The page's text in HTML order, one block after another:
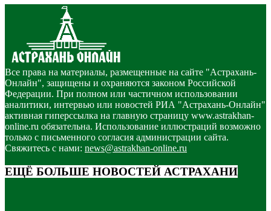
Все права на материалы, размещенные на сайте "Астрахань-
Онлайн", защищены и охраняются законом Российской
Федерации. При полном или частичном использовании
аналитики, интервью или новостей РИА "Астрахань-Онлайн"
активная гиперссылка на главную страницу www.astrakhan-
online.ru обязательна. Использование иллюстраций возможно
только с письменного согласия администрации сайта.
Свяжитесь с нами: news@astrakhan-online.ru
ЕЩЁ БОЛЬШЕ НОВОСТЕЙ АСТРАХАНИ